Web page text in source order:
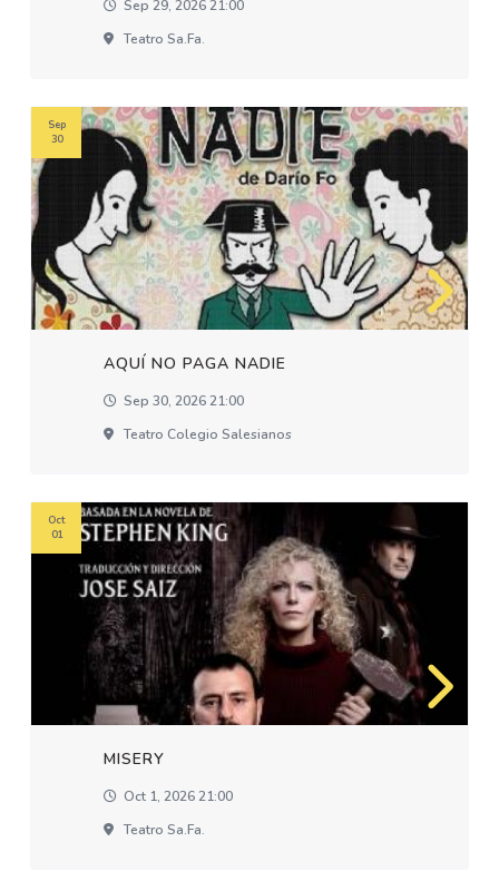
Sep 29, 2026 21:00
Teatro Sa.fa.
AQUÍ NO PAGA NADIE
Sep 30, 2026 21:00
Teatro Colegio Salesianos
Sep
30
MISERY
Oct 1, 2026 21:00
Teatro Sa.fa.
Oct
01